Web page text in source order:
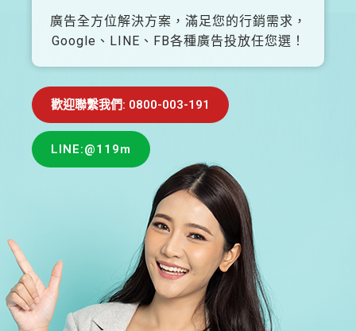
廣告全方位解決方案，滿足您的行銷需求，
Google、LINE、FB各種廣告投放任您選！
歡迎聯繫我們: 0800-003-191
LINE:@119m